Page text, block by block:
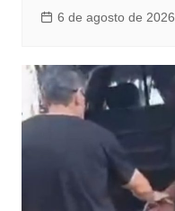
6 de agosto de 2026